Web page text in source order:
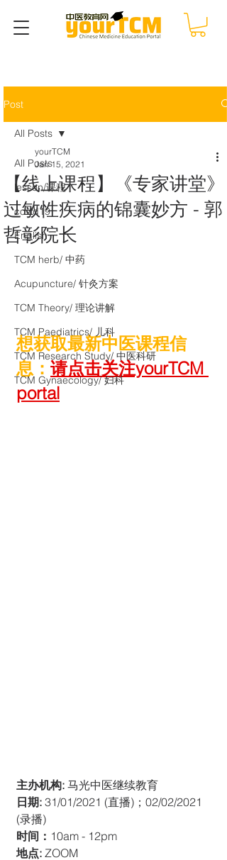
Post
All Posts
lesson/课程
covid19
English
TCM herb/ 中药
Acupuncture/ 针灸方案
TCM Theory/ 理论讲解
TCM Paediatrics/ 儿科
TCM Research Study/ 中医科研
TCM Gynaecology/ 妇科
All Posts
【线上课程】《专家讲堂》
过敏性疾病的锦囊妙方 - 郭
哲彰院长
yourTCM
Jan 15, 2021
想获取最新中医课程信
息： 请点击关注yourTCM
portal
主办机构: 马光中医继续教育
日期: 31/01/2021 (直播)；02/02/2021
(录播)
时间： 10am - 12pm
地点: ZOOM